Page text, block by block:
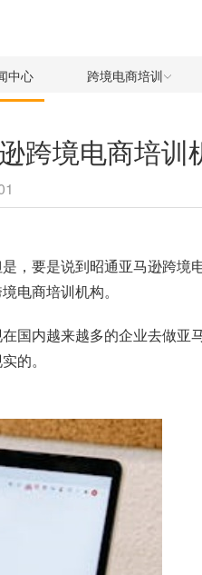
中心 跨境电商培训
跨境电商培训
，要是说到昭通亚马逊跨境
电商培训机构。
国内越来越多的企业去做亚
的。